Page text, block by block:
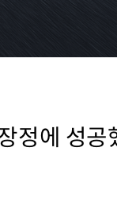
정에 성공